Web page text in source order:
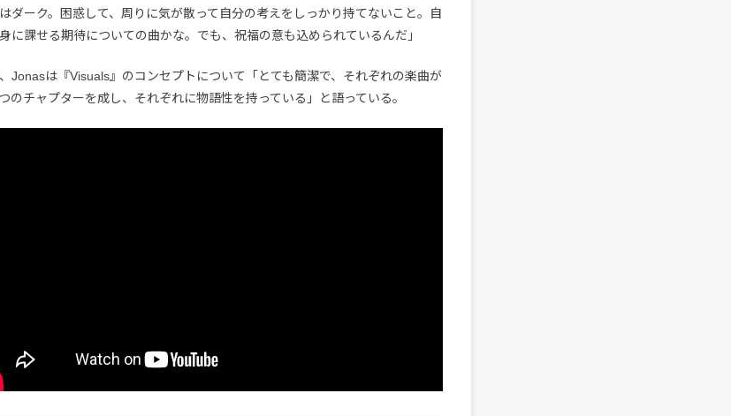
ダーク。困惑して、周りに気が散って自分の考えをしっかり持てないこと。自
に課せる期待についての曲かな。でも、祝福の意も込められているんだ」
Jonasは『Visuals』のコンセプトについて「とても簡潔で、それぞれの楽曲が
のチャプターを成し、それぞれに物語性を持っている」と語っている。